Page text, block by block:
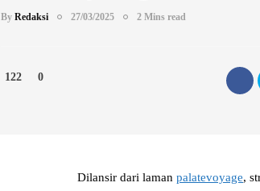
By Redaksi 27/03/2025 2 Mins read
122 0
Dilansir dari laman palatevoyage,